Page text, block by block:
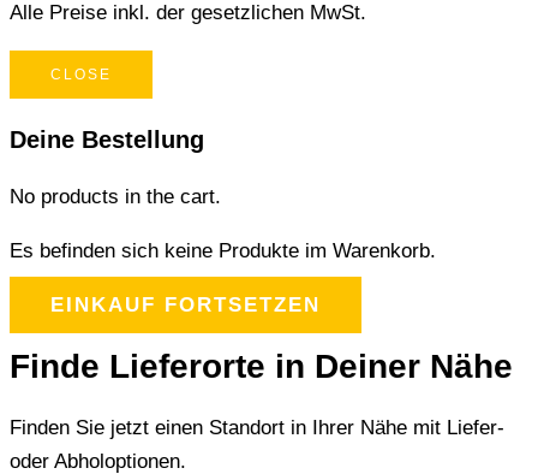
Alle Preise inkl. der gesetzlichen MwSt.
CLOSE
Deine Bestellung
No products in the cart.
Es befinden sich keine Produkte im Warenkorb.
EINKAUF FORTSETZEN
Finde Lieferorte in Deiner Nähe
Finden Sie jetzt einen Standort in Ihrer Nähe mit Liefer-
oder Abholoptionen.